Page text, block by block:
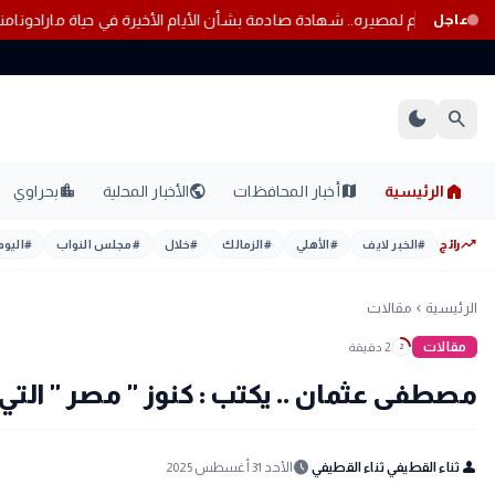
عاجل
خدماتها إلكترونيًااستسلم لمصيره.. شهادة صادمة بشأن الأيام الأخيرة في
search
dark_mode
home الرئيسية mapأخبار المحافظات publicالأخبار المحلية location_cityبحراوي
trending_upرائج #الخبر لايف #الأهلي #الزمالك #خلال #مجلس النواب #
الرئيسية chevron_left مقالات
مقالات 2 2 دقيقة
مصطفى عثمان .. يكتب : كنوز " مصر " التي
person ثناء القطيفي ثناء القطيفي schedule الأحد 31 أغسطس 2025